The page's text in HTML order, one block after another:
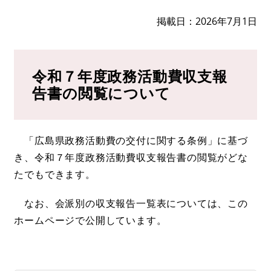
掲載日 2026年7月1日
令和７年度政務活動費収支報
告書の閲覧について
「広島県政務活動費の交付に関する条例」に基づ
き、令和７年度政務活動費収支報告書の閲覧がどな
たでもできます。
なお、会派別の収支報告一覧表については、この
ホームページで公開しています。